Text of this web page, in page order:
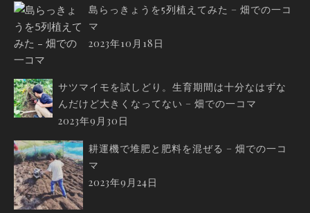
島らっきょうを5列植えてみた – 畑での一コ
マ
2023年10月18日
サツマイモを試しどり。生育期間は十分なはずな
んだけど大きくなってない – 畑での一コマ
2023年9月30日
耕運機で堆肥と肥料を混ぜる – 畑での一コ
マ
2023年9月24日